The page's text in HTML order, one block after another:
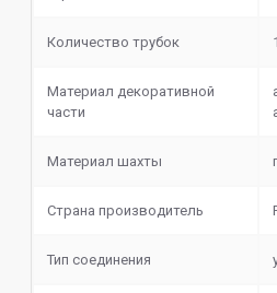
Шланг
Уплотнитель
Количество трубок 1
Материал декоративной
части
Материал шахты
Страна производитель
Тип соединения